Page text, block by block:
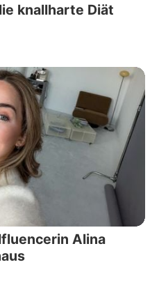
knallharte Diät
Alina